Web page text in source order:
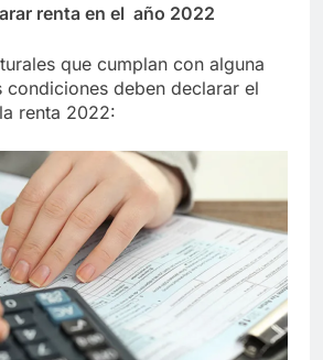
renta en el año 2022
que cumplan con alguna
condiciones deben declarar el
renta 2022: